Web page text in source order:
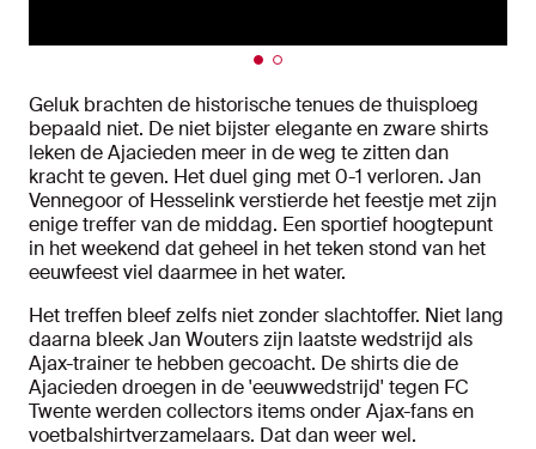
Geluk brachten de historische tenues de thuisploeg
bepaald niet. De niet bijster elegante en zware shirts
leken de Ajacieden meer in de weg te zitten dan
kracht te geven. Het duel ging met 0-1 verloren. Jan
Vennegoor of Hesselink verstierde het feestje met zijn
enige treffer van de middag. Een sportief hoogtepunt
in het weekend dat geheel in het teken stond van het
eeuwfeest viel daarmee in het water.
Het treffen bleef zelfs niet zonder slachtoffer. Niet lang
daarna bleek Jan Wouters zijn laatste wedstrijd als
Ajax-trainer te hebben gecoacht. De shirts die de
Ajacieden droegen in de 'eeuwwedstrijd' tegen FC
Twente werden collectors items onder Ajax-fans en
voetbalshirtverzamelaars. Dat dan weer wel.